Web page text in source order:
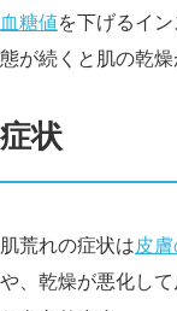
血糖値を下げるイ
態が続くと肌の乾
症状
肌荒れの症状は皮
や、乾燥が悪化し